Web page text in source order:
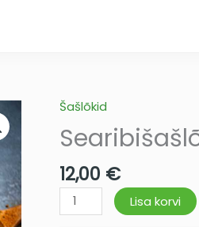
Šašlõkid
12,00 €
Searibišašlõkk
kogus
Lisa korvi